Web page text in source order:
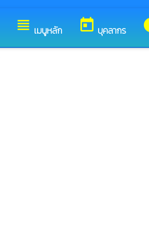
view_headline เมนูหลัก today บุคลากร